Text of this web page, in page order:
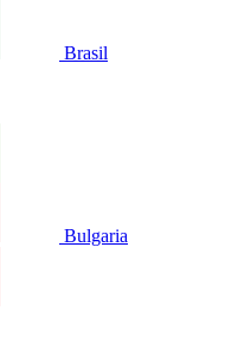
Brasil
Bulgaria